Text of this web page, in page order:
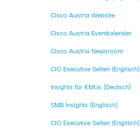
Cisco Austria Website
Cisco Austria Eventkalender
Cisco Austria Newsroom
CIO Executive Seiten (Englisch)
Insights für KMUs (Deutsch)
SMB Insights (Englisch)
CIO Executive Seiten (Englisch)